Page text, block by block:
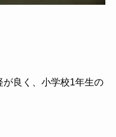
良く、小学校1年生の